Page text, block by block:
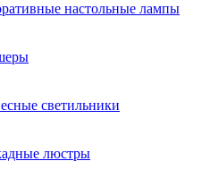
настольные лампы
светильники
люстры